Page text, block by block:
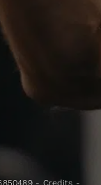
- Credits -